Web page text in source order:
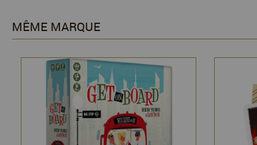
MÊME MARQUE